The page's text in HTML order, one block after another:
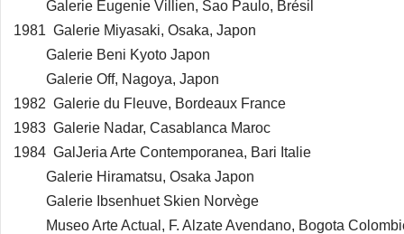
Galerie Eugenie Villien, Sao Paulo, Brésil
1981 Galerie Miyasaki, Osaka, Japon
Galerie Beni Kyoto Japon
Galerie Off, Nagoya, Japon
1982 Galerie du Fleuve, Bordeaux France
1983 Galerie Nadar, Casablanca Maroc
1984 GalJeria Arte Contemporanea, Bari Italie
Galerie Hiramatsu, Osaka Japon
Galerie Ibsenhuet Skien Norvège
Museo Arte Actual, F. Alzate Avendano, Bogota